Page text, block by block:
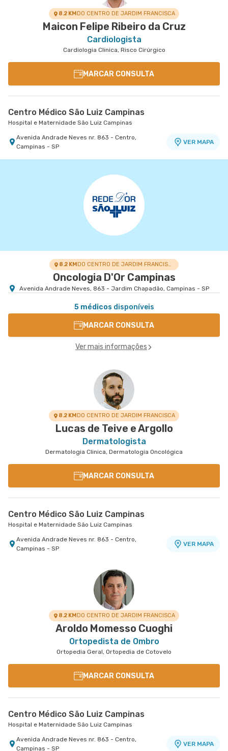
8.2 KMDO CENTRO DE JARDIM FRANCISCA
Maicon Felipe Ribeiro da Cruz
Cardiologista
Cardiologia Clinica, Risco Cirúrgico
MARCAR CONSULTA
Centro Médico São Luiz Campinas
Hospital e Maternidade São Luiz Campinas
Avenida Andrade Neves nr. 863 - Centro,
Campinas - SP
VER MAPA
8.2 KM DO CENTRO DE JARDIM FRANCISCA
Oncologia D'Or Campinas
Avenida Andrade Neves, 863 - Jardim Chapadão, Campinas - SP
5 médicos disponíveis
MARCAR CONSULTA
Ver mais informações
8.2 KMDO CENTRO DE JARDIM FRANCISCA
Lucas de Teive e Argollo
Dermatologista
Dermatologia Clinica, Dermatologia Oncológica
MARCAR CONSULTA
Centro Médico São Luiz Campinas
Hospital e Maternidade São Luiz Campinas
Avenida Andrade Neves nr. 863 - Centro,
Campinas - SP
VER MAPA
8.2 KMDO CENTRO DE JARDIM FRANCISCA
Aroldo Momesso Cuoghi
Ortopedista de Ombro
Ortopedia Geral, Ortopedia de Cotovelo
MARCAR CONSULTA
Centro Médico São Luiz Campinas
Hospital e Maternidade São Luiz Campinas
Avenida Andrade Neves nr. 863 - Centro,
Campinas - SP
VER MAPA